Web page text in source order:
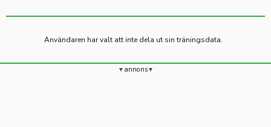
Användaren har valt att inte dela ut sin träningsdata.
annons